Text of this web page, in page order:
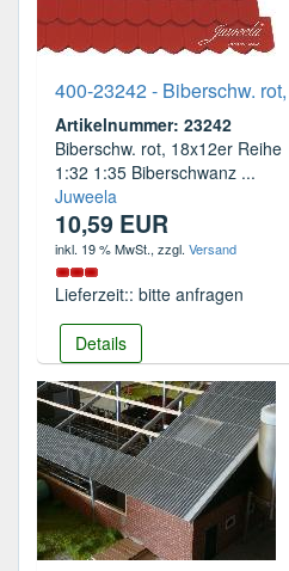
400-23242 - Biberschw.
Artikelnummer: 23242
Biberschw. rot, 18x12er Reihe
1:32 1:35 Biberschwanz ...
Juweela
10,59 EUR
inkl. 19 % MwSt., zzgl. Versand
Lieferzeit:: bitte anfragen
Details